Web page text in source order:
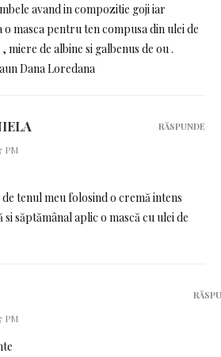
avand in compozitie goji iar
o masca pentru ten compusa din ulei de
miere de albine si galbenus de ou .
Dana Loredana
PM
tenul meu folosind o cremă intens
săptămânal aplic o mască cu ulei de
RĂSPUNDE
PM